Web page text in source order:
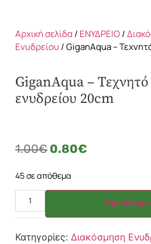
Αρχική σελίδα / ΕΝΥΔΡΕΙΟ/
Ενυδρείου / GiganAqua –
GiganAqua –
ενυδρείου 20cm
1.00€ 0.80€
45 σε απόθεμα
Προσθήκη
Κατηγορίες: Διακόσμηση